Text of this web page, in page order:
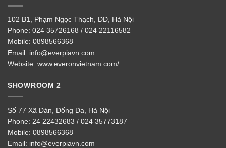
102 B1, Phạm Ngọc Thạch, ĐĐ, Hà Nội
Phone: 024 35726168 / 024 22116582
Mobile: 0898566368
Email: info@everpiavn.com
Website: www.everonvietnam.com/
SHOWROOM 2
Số 77 Xã Đàn, Đống Đa, Hà Nội
Phone: 24 22432683 / 024 35773187
Mobile: 0898566368
Email: info@everpiavn.com